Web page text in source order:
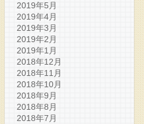
2019年5月
2019年4月
2019年3月
2019年2月
2019年1月
2018年12月
2018年11月
2018年10月
2018年9月
2018年8月
2018年7月